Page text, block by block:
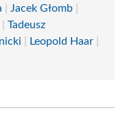
Jacek Głomb
Tadeusz
Leopold Haar